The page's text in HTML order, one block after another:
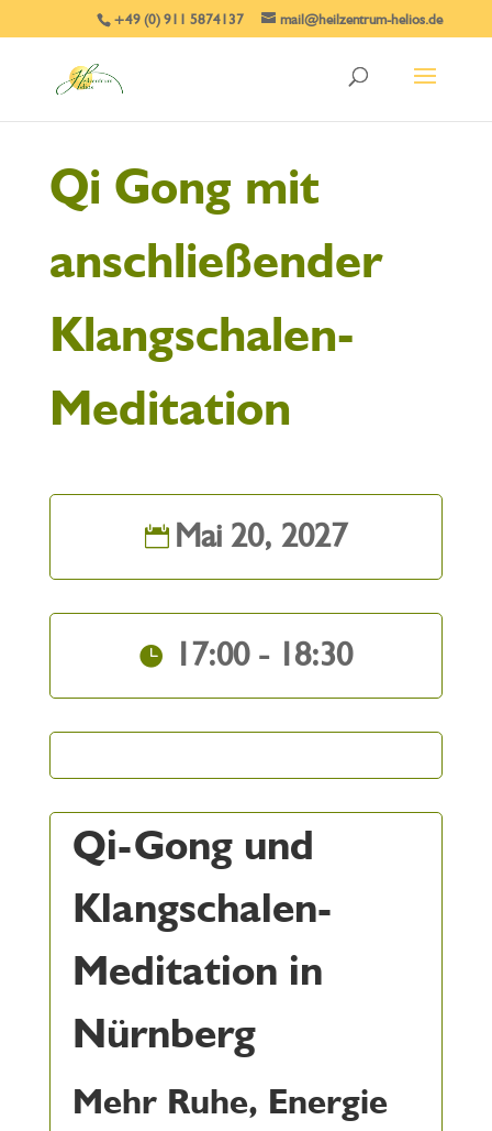
+49 (0) 911 5874137 mail@heilzentrum-helios.de
Qi Gong mit
anschließender
Klangschalen-
Meditation
Mai 20, 2027
17:00 - 18:30
Qi-Gong und
Klangschalen-
Meditation in
Nürnberg
Mehr Ruhe, Energie